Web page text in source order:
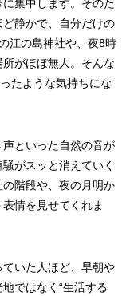
集中します。そのた
静かで、自分だけの
江の島神社や、夜8時
がほぼ無人。そんな
たような気持ちにな
といった自然の音が
がスッと消えていく
階段や、夜の月明か
情を見せてくれま
ていた人ほど、早朝や
ではなく“生活する